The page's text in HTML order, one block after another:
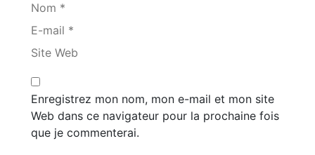
Nom *
E-mail *
Site Web
Enregistrez mon nom, mon e-mail et mon site
Web dans ce navigateur pour la prochaine fois
que je commenterai.